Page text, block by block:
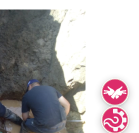
Lengua de
Lenguas